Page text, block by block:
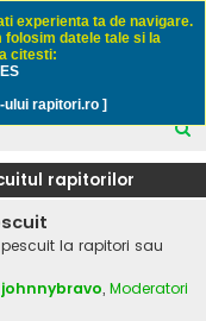
sportiv
C
ă
rapitorilor
la rapitori sau
johnnybravo, Moderatori
experienta ta de navigare.
folosim datele tale si la
citesti:
rapitori.ro ]